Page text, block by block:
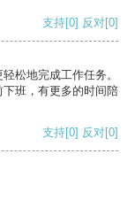
支持[0] 反对[0]
松地完成工作任务。
班，有更多的时间陪
支持[0] 反对[0]